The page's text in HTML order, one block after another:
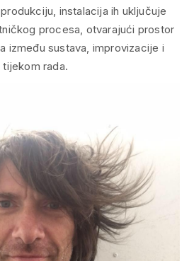
instalacija ih uključuje
procesa, otvarajući prostor
između sustava, improvizacije i
rada.